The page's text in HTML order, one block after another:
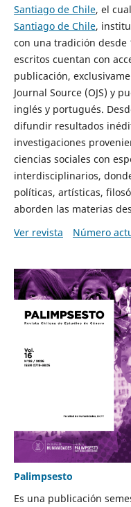
Santiago de Chile, el
Santiago de Chile,
con una tradición desde
escritos cuentan con
publicación,
Journal Source (OJS) y
inglés y portugués.
difundir resultados
investigaciones
ciencias sociales con
interdisciplinarios,
políticas, artísticas,
aborden las materias
Ver revista
Número
Palimpsesto
Es una publicación